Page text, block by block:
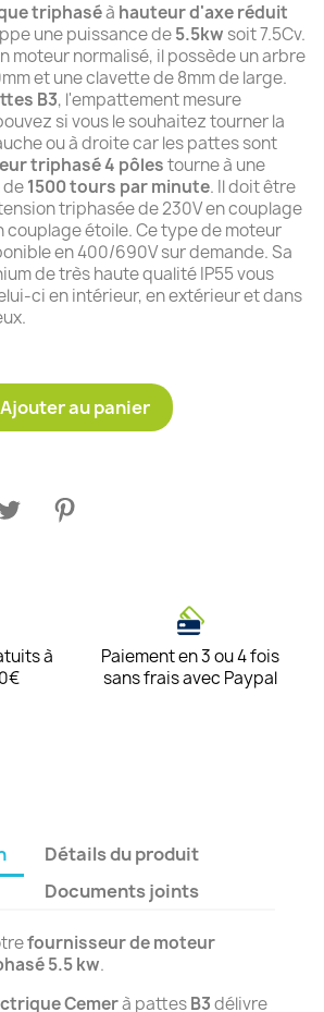
triphaséà hauteur d'axe réduit
une puissance de5.5kw soit 7.5Cv.
moteur normalisé, il possède un arbre
et une clavette de 8mm de large.
B3, l'empattement mesure
si vous le souhaitez tourner la
ou à droite car les pattes sont
triphasé 4 pôlestourne à une
1500 tours par minute. Il doit être
triphasée de 230V en couplage
couplage étoile. Ce type de moteur
en 400/690V sur demande. Sa
de très haute qualité IP55 vous
ci en intérieur, en extérieur et dans
Ajouter au panier
à
Paiement en 3 ou 4 fois
sans frais avec Paypal
Détails du produit
Documents joints
fournisseur de moteur
5.5 kw.
Cemerà pattesB3délivre